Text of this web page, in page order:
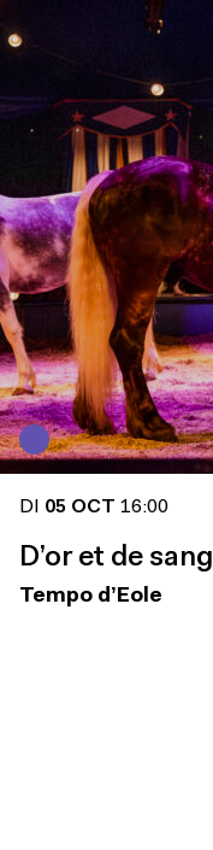
DI 05 OCT 16:00
D’or et de sang
Tempo d’Eole